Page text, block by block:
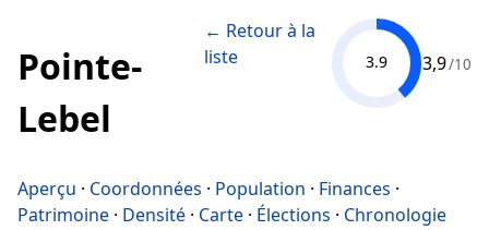
Pointe-
Lebel
← Retour à la
liste
3.9 3,9/10
Aperçu · Coordonnées · Population · Finances ·
Patrimoine · Densité · Carte · Élections · Chronologie